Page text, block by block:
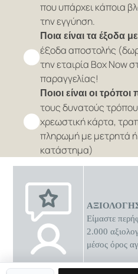
0 διαθέσιμες
που υπάρχει κάποια
την εγγύηση.
Ποια είναι τα έξοδα
έξοδα αποστολής
την εταιρία Box Now
παραγγελίας!
Ποιοι είναι οι
τους δυνατούς
χρεωστική κάρτα,
πληρωμή με μετρητά
κατάστημα)
Είμαστε
2.000
μέσος όρος